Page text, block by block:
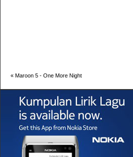
« Maroon 5 - One More Night